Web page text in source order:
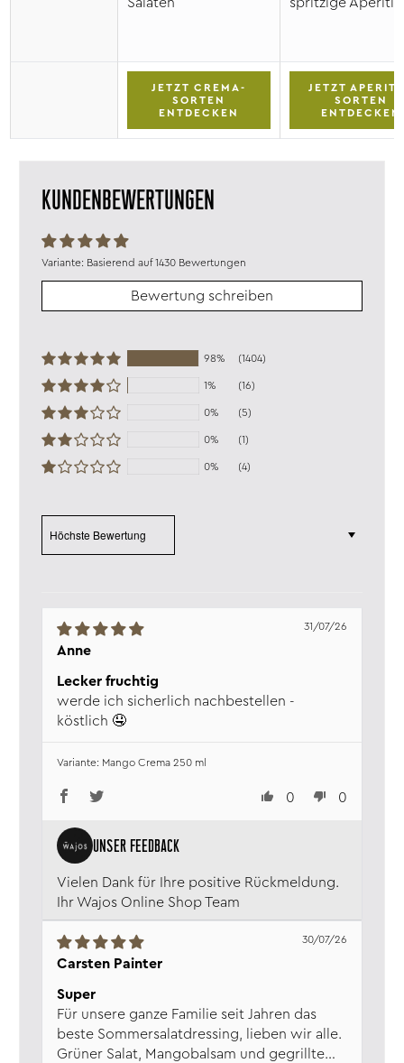
JETZT CREMA-
SORTEN
ENTDECKEN
JETZT
SORTEN
ENTDECKEN
KUNDENBEWERTUNGEN
Basierend auf 1430 Bewertungen
Bewertung schreiben
98% (1404)
1% (16)
0% (5)
0% (1)
0% (4)
Anne
31/07/26
Lecker fruchtig
werde ich sicherlich nachbestellen -
köstlich 🤤
0 0
Vielen Dank für Ihre positive Rückmeldung.
Ihr Wajos Online Shop Team
Mango Crema 250 ml
Carsten Painter
30/07/26
Super
Für unsere ganze Familie seit Jahren das
beste Sommersalatdressing, lieben wir alle.
Grüner Salat, Mangobalsam und gegrillte